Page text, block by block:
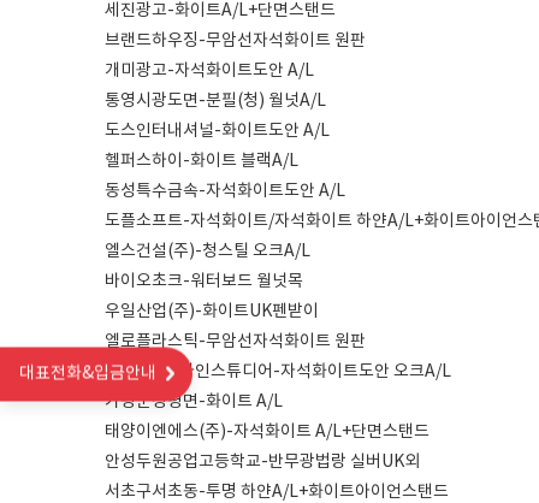
대표전화&입금안내
세진광고-화이트A/L+단면스탠드
브랜드하우징-무암선자석화이트 원판
개미광고-자석화이트도안 A/L
통영시광도면-분필(청) 월넛A/L
도스인터내셔널-화이트도안 A/L
헬퍼스하이-화이트 블랙A/L
동성특수금속-자석화이트도안 A/L
도플소프트-자석화이트/자석화이트 하얀A/L+화이트아이언스
엘스건설(주)-청스틸 오크A/L
바이오초크-워터보드 월넛목
우일산업(주)-화이트UK펜받이
엘로플라스틱-무암선자석화이트 원판
아우라G디자인스튜디어-자석화이트도안 오크A/L
가평군청평면-화이트 A/L
태양이엔에스(주)-자석화이트 A/L+단면스탠드
안성두원공업고등학교-반무광법랑 실버UK외
서초구서초동-투명 하얀A/L+화이트아이언스탠드